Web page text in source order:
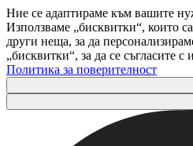
Ние се адаптираме към вашите
Използваме „бисквитки“, които
други неща, за да
„бисквитки“, за да се съгласите
Политика за поверителност